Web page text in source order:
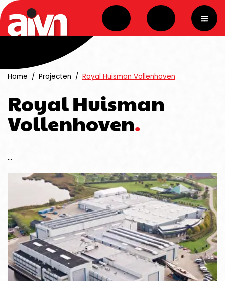
overslaan
Home Projecten Royal Huisman Vollenhoven
Royal Huisman
Vollenhoven
...